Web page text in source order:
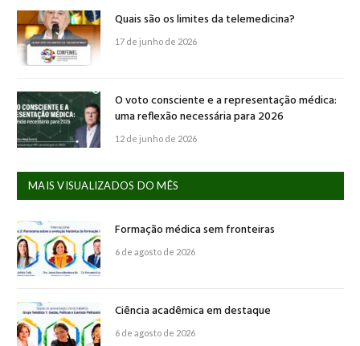
Quais são os limites da telemedicina?
17 de junho de 2026
O voto consciente e a representação médica:
uma reflexão necessária para 2026
12 de junho de 2026
MAIS VISUALIZADOS DO MÊS
Formação médica sem fronteiras
6 de agosto de 2026
Ciência acadêmica em destaque
6 de agosto de 2026